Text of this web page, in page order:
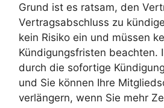
Grund ist es ratsam, den
Vertragsabschluss zu
kein Risiko ein und müssen
Kündigungsfristen beachten.
durch die sofortige
und Sie können Ihre
verlängern, wenn Sie mehr